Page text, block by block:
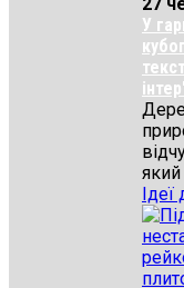
У
який
Ідеї